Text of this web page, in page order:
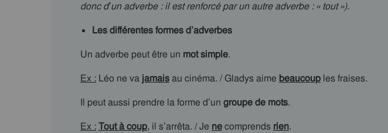
donc d’un adverbe : il est renforcé par un autre adverbe : « tout »).
Les différentes formes d’adverbes
Un adverbe peut être un mot simple.
Ex : Léo ne va jamaisau cinéma. / Gladys aime beaucoup les fraises.
Il peut aussi prendre la forme d’un groupe de mots.
Ex :Tout à coup, il s’arrêta. / Je necomprends rien.